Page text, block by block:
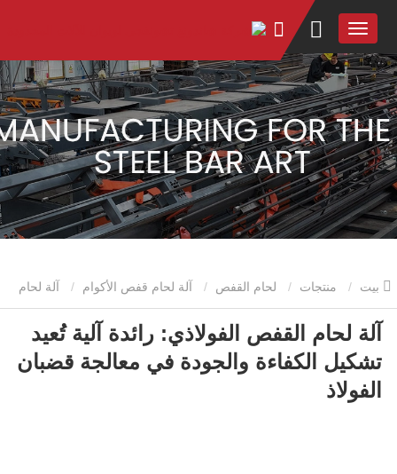
منتجات لحام القفص آلة لحام قفص الأكوام آلة لحام
القفص الفولاذي: رائدة آلية تُعيد تشكيل الكفاءة والجودة في معالجة قضبان
الفولاذ
آلة لحام القفص الفولاذي: رائدة آلية تُعيد
تشكيل الكفاءة والجودة في معالجة قضبان
الفولاذ